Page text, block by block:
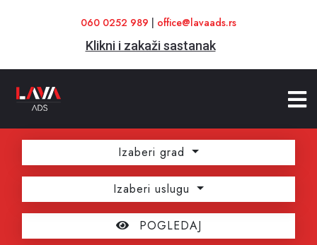
060 0252 989 office@lavaads.rs
Klikni i zakaži sastanak
Izaberi grad
Izaberi uslugu
POGLEDAJ